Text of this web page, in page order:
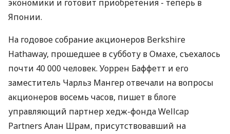
экономики и готовит приобретения - теперь в
Японии.
На годовое собрание акционеров Berkshire
Hathaway, прошедшее в субботу в Омахе, съехалось
почти 40 000 человек. Уоррен Баффетт и его
заместитель Чарльз Мангер отвечали на вопросы
акционеров восемь часов, пишет в блоге
управляющий партнер хедж-фонда Wellcap
Partners Алан Шрам, присутствовавший на